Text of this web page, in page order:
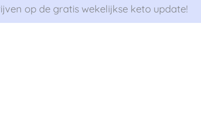
op de gratis wekelijkse keto update!